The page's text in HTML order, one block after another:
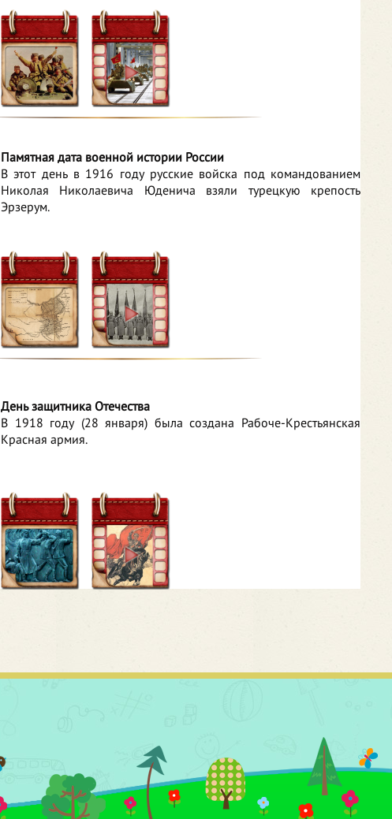
Памятная дата военной истории России
В этот день в 1916 году русские войска под командованием
Николая Николаевича Юденича взяли турецкую крепость
Эрзерум.
День защитника Отечества
В 1918 году (28 января) была создана Рабоче-Крестьянская
Красная армия.